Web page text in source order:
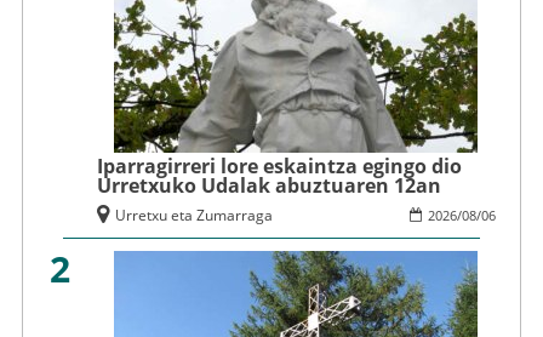
Iparragirreri lore eskaintza egingo dio
Urretxuko Udalak abuztuaren 12an
2026/08/06
Urretxu eta Zumarraga
2